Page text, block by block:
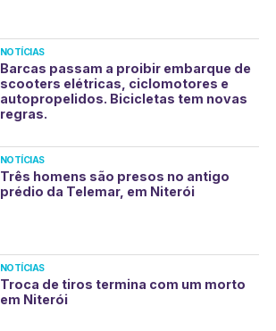
NOTÍCIAS
Barcas passam a proibir embarque de
scooters elétricas, ciclomotores e
autopropelidos. Bicicletas tem novas
regras.
NOTÍCIAS
Três homens são presos no antigo
prédio da Telemar, em Niterói
NOTÍCIAS
Troca de tiros termina com um morto
em Niterói